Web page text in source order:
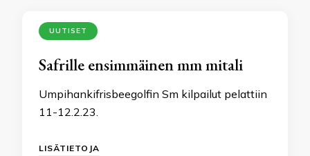
UUTISET
Safrille ensimmäinen mm mitali
Umpihankifrisbeegolfin Sm kilpailut pelattiin
11-12.2.23.
LISÄTIETOJA